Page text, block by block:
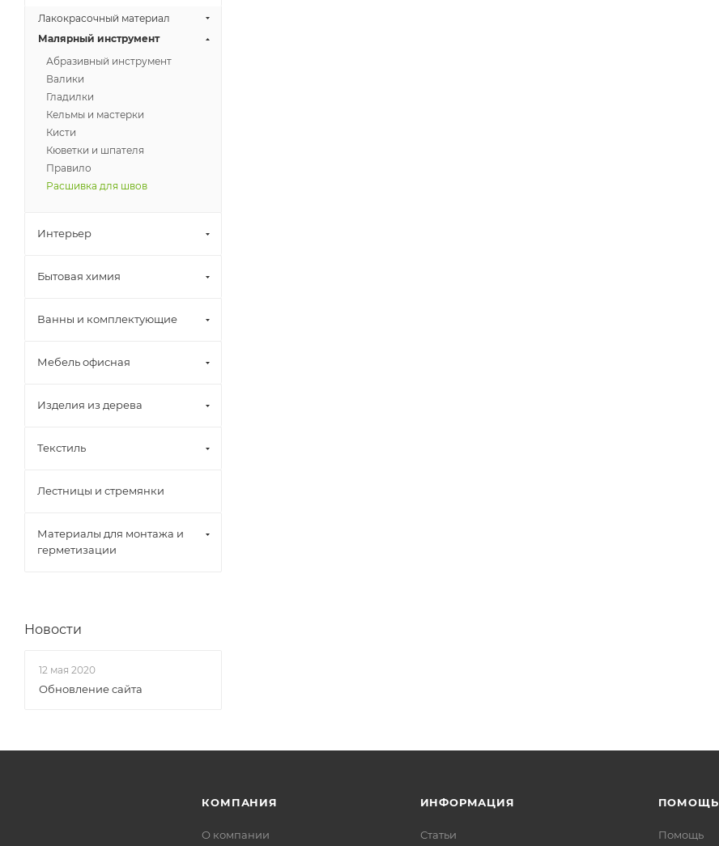
Лакокрасочный материал
Малярный инструмент
Абразивный инструмент
Валики
Гладилки
Кельмы и мастерки
Кисти
Кюветки и шпателя
Правило
Расшивка для швов
Интерьер
Бытовая химия
Ванны и комплектующие
Мебель офисная
Изделия из дерева
Текстиль
Лестницы и стремянки
Материалы для монтажа и
герметизации
Новости
12 мая 2020
Обновление сайта
КОМПАНИЯ
О компании
ИНФОРМАЦИЯ
Статьи
ПОМОЩЬ
Помощь